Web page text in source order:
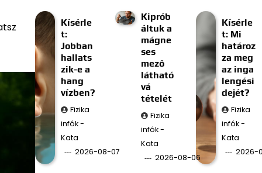
Kísérle
t:
Jobban
hallats
zik-e a
hang
vízben?
Fizika
infók -
Kata
2026-08-07
Kiprób
áltuk a
mágne
ses
mező
látható
vá
tételét
Fizika
infók -
Kata
2026-08-06
Kísérle
t: Mi
határoz
za meg
az inga
lengési
dejét?
Fizika
infók -
Kata
2026-